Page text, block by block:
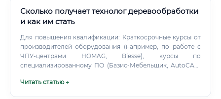
Сколько получает технолог деревообработки
и как им стать
Для повышения квалификации: Краткосрочные курсы от
производителей оборудования (например, по работе с
ЧПУ-центрами HOMAG, Biesse), курсы по
специализированному ПО (Базис-Мебельщик, AutoCAD,
диплома): Онлайн-курсы могут дать общее
Читать статью →